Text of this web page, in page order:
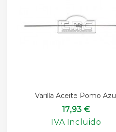
Varilla Aceite Pomo Azul
17,93 €
IVA Incluido